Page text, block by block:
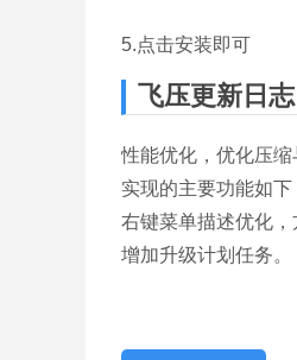
5.点击安装即可
飞压更新日志
性能优化，优化压缩
实现的主要功能如下
右键菜单描述优化，
增加升级计划任务。